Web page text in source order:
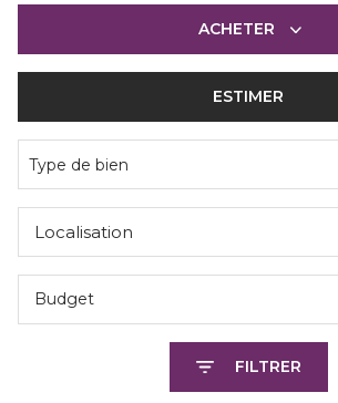
ACHETER
ESTIMER
Type de bien
Localisation
Budget
FILTRER